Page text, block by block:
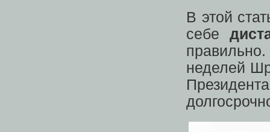
В этой
себе
неделей